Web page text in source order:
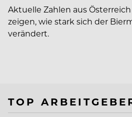
Aktuelle Zahlen aus
zeigen, wie stark sich der
verändert.
TOP